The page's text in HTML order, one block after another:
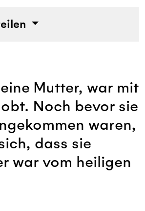
Mutter, war mit
Noch bevor sie
waren,
dass sie
war vom heiligen